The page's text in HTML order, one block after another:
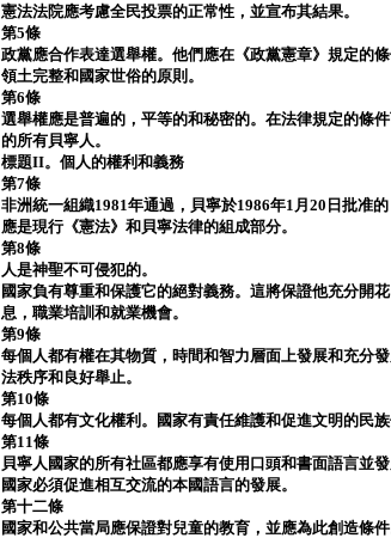
憲法法院應考慮全民投票的正常性，並宣布其結果。
第5條
政黨應合作表達選舉權。他們應在《政黨憲章》規定的
領土完整和國家世俗的原則。
第6條
選舉權應是普遍的，平等的和秘密的。在法律規定的條
的所有貝寧人。
標題II。個人的權利和義務
第7條
非洲統一組織1981年通過，貝寧於1986年1月20日批准
應是現行《憲法》和貝寧法律的組成部分。
第8條
人是神聖不可侵犯的。
國家負有尊重和保護它的絕對義務。這將保證他充分開
息，職業培訓和就業機會。
第9條
每個人都有權在其物質，時間和智力層面上發展和充分
法秩序和良好舉止。
第10條
每個人都有文化權利。國家有責任維護和促進文明的民
第11條
貝寧人國家的所有社區都應享有使用口頭和書面語言並
國家必須促進相互交流的本國語言的發展。
第十二條
國家和公共當局應保證對兒童的教育，並應為此創造條件